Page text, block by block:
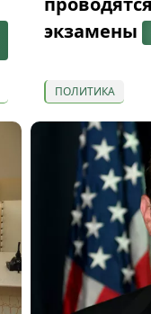
экзамены
ПОЛИТИКА